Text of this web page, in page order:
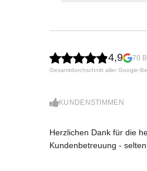
4,9 70
Gesamtdurchschnitt aller Google-
KUNDENSTIMMEN
Herzlichen Dank für die
Kundenbetreuung -